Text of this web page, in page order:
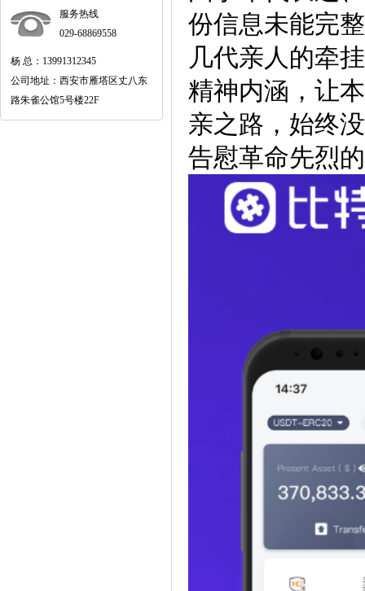
服务热线
029-68869558
杨 总：13991312345
公司地址：西安市雁塔区丈八东
路朱雀公馆5号楼22F
份信息未能完
几代亲人的牵
精神内涵，让
亲之路，始终
告慰革命先烈